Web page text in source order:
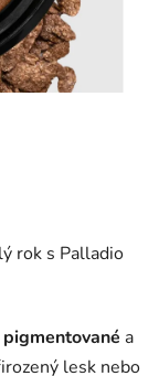
rok s Palladio
a
lesk nebo